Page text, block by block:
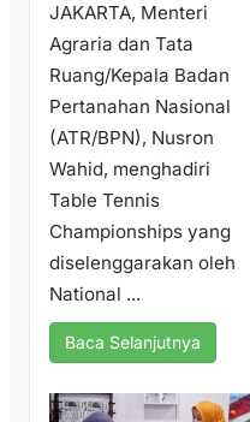
JAKARTA, Menteri
Agraria dan Tata
Ruang/Kepala Badan
Pertanahan Nasional
(ATR/BPN), Nusron
Wahid, menghadiri
Table Tennis
Championships yang
diselenggarakan oleh
National ...
Baca Selanjutnya